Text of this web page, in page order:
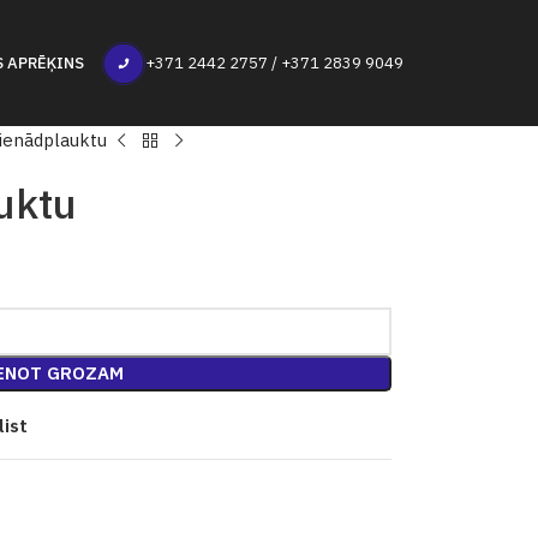
+371 2442 2757 / +371 2839 9049
GROZAM